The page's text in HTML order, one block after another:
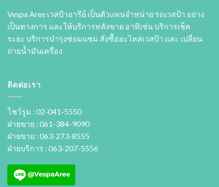
Vespa Aree เวสป้าอารีย์ เป็นตัวแทนจำหน่าย รถเวสป้า อย่าง
เป็นทางการ และให้บริการหลังขาย อาทิเช่น บริการเช็ค
ระยะ บริการบำรุงซ่อมแซม สั่งซื้ออะไหล่เวสป้า และ เปลี่ยน
ถ่ายนํ้ามันเครื่อง
ติดต่อเรา
โชว์รูม : 02-041-5550
ฝ่ายขาย : 061-384-9090
ฝ่ายขาย : 063-273-8555
ฝ่ายบริการ : 063-207-5556